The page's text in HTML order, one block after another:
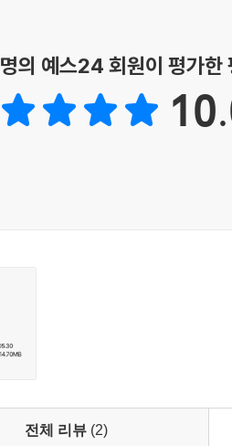
명의 예스24 회원이 평가한
전체 리뷰 (2)